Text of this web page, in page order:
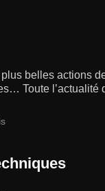
belles actions
Toute l’actualité